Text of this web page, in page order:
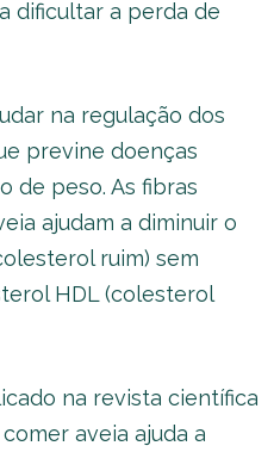
dificultar a perda de
na regulação dos
previne doenças
de peso. As fibras
ajudam a diminuir o
ruim) sem
HDL (colesterol
na revista científica
aveia ajuda a